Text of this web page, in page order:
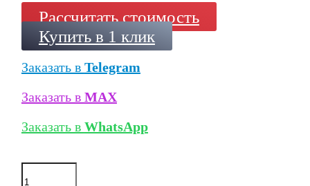
Рассчитать стоимость
Купить в 1 клик
Заказать в Telegram
Заказать в MAX
Заказать в WhatsApp
Количество
товара